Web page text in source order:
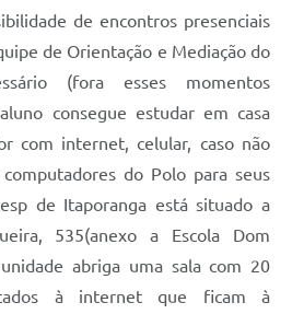
de encontros presenciais
de Orientação e Mediação do
(fora esses momentos
consegue estudar em casa
com internet, celular, caso não
do Polo para seus
de Itaporanga está situado a
535(anexo a Escola Dom
abriga uma sala com 20
à internet que ficam à